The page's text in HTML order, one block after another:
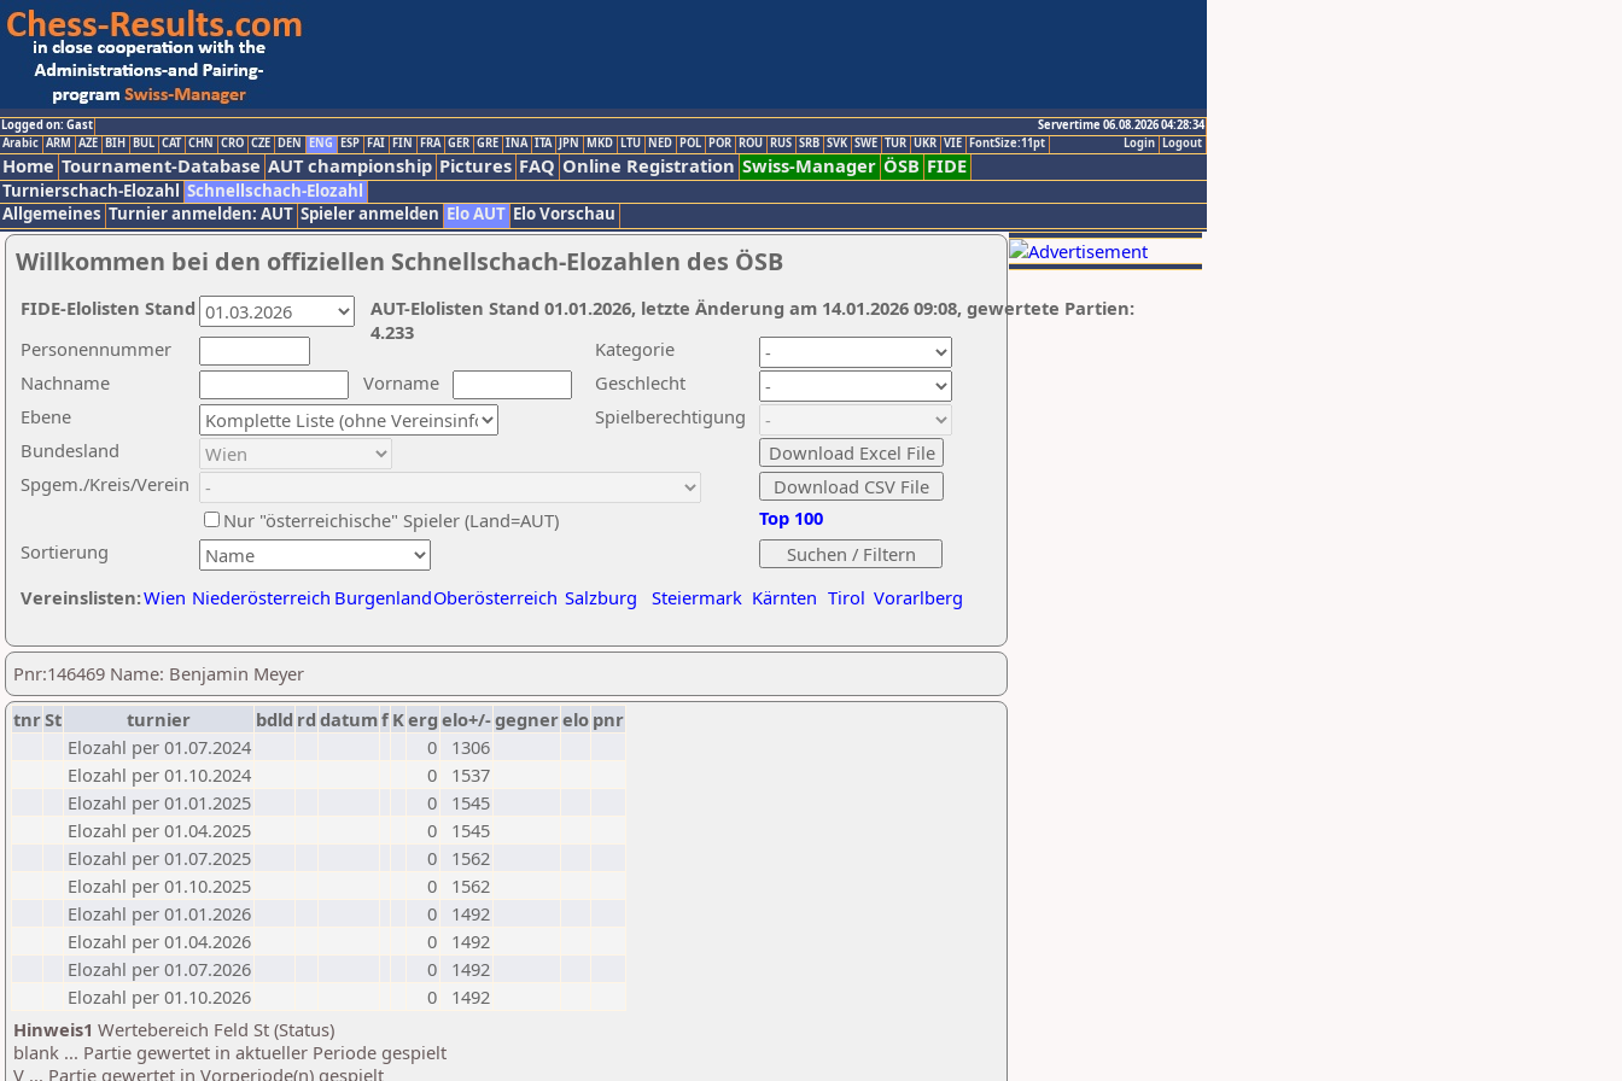
Logged on: Gast
Servertime 06.08.2026 04:28:34
Logout
Login
Arabic ARM AZE BIH BUL CAT CHN CRO CZE DEN ENG ESP FAI FIN FRA GER GRE INA ITA JPN MKD LTU NED POL POR ROU RUS SRB SVK SWE TUR UKR VIE FontSize:11pt
Home Tournament-Database AUT championship Pictures FAQ Online Registration Swiss-Manager ÖSB FIDE
Turnierschach-Elozahl Schnellschach-Elozahl
Allgemeines Turnier anmelden: AUT Spieler anmelden Elo AUT Elo Vorschau
Willkommen bei den offiziellen Schnellschach-Elozahlen des ÖSB
Nachname
Vorname
Ebene
Kategorie
Sortierung
Personennummer
Bundesland
Spgem./Kreis/Verein
Geschlecht
Nur "österreichische" Spieler (Land=AUT)
Spielberechtigung
Vereinslisten:Wien Niederösterreich BurgenlandOberösterreich Salzburg Steiermark Kärnten Tirol Vorarlberg
Top 100
AUT-Elolisten Stand 01.01.2026, letzte Änderung am 14.01.2026 09:08, gewertete Partien:
4.233
FIDE-Elolisten Stand
Pnr:146469 Name: Benjamin Meyer
tnrSt turnier bdld rd datumf Kerg elo+/-gegnerelo pnr
Elozahl per 01.07.2024
0
1306
Elozahl per 01.10.2024
0
1537
Elozahl per 01.01.2025
0
1545
Elozahl per 01.04.2025
0
1545
Elozahl per 01.07.2025
0
1562
Elozahl per 01.10.2025
0
1562
Elozahl per 01.01.2026
0
1492
Elozahl per 01.04.2026
0
1492
Elozahl per 01.07.2026
0
1492
Elozahl per 01.10.2026
0
1492
Hinweis1 Wertebereich Feld St (Status)
blank ... Partie gewertet in aktueller Periode gespielt
V ... Partie gewertet in Vorperiode(n) gespielt